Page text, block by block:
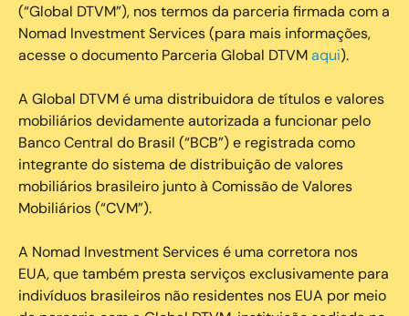
(“Global DTVM”), nos termos da parceria firmada com a
Nomad Investment Services (para mais informações,
acesse o documento Parceria Global DTVMaqui).
A Global DTVM é uma distribuidora de títulos e valores
mobiliários devidamente autorizada a funcionar pelo
Banco Central do Brasil (“BCB”) e registrada como
integrante do sistema de distribuição de valores
mobiliários brasileiro junto à Comissão de Valores
Mobiliários (“CVM”).
‍A Nomad Investment Services é uma corretora nos
EUA, que também presta serviços exclusivamente para
indivíduos brasileiros não residentes nos EUA por meio